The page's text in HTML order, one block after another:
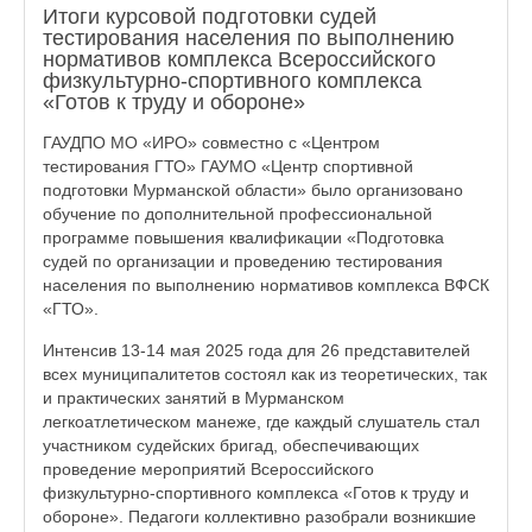
Итоги курсовой подготовки судей
тестирования населения по выполнению
нормативов комплекса Всероссийского
физкультурно-спортивного комплекса
«Готов к труду и обороне»
ГАУДПО МО «ИРО» совместно с «Центром
тестирования ГТО» ГАУМО «Центр спортивной
подготовки Мурманской области» было организовано
обучение по дополнительной профессиональной
программе повышения квалификации «Подготовка
судей по организации и проведению тестирования
населения по выполнению нормативов комплекса ВФСК
«ГТО».
Интенсив 13-14 мая 2025 года для 26 представителей
всех муниципалитетов состоял как из теоретических, так
и практических занятий в Мурманском
легкоатлетическом манеже, где каждый слушатель стал
участником судейских бригад, обеспечивающих
проведение мероприятий Всероссийского
физкультурно-спортивного комплекса «Готов к труду и
обороне». Педагоги коллективно разобрали возникшие